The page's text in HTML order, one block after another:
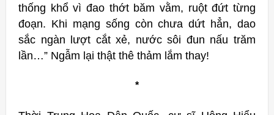
thống khổ vì đao thớt băm vằm, ruột đứt từng
đoạn. Khi mạng sống còn chưa dứt hẳn, dao
sắc ngàn lượt cắt xẻ, nước sôi đun nấu trăm
lần…” Ngẫm lại thật thê thảm lắm thay!
*